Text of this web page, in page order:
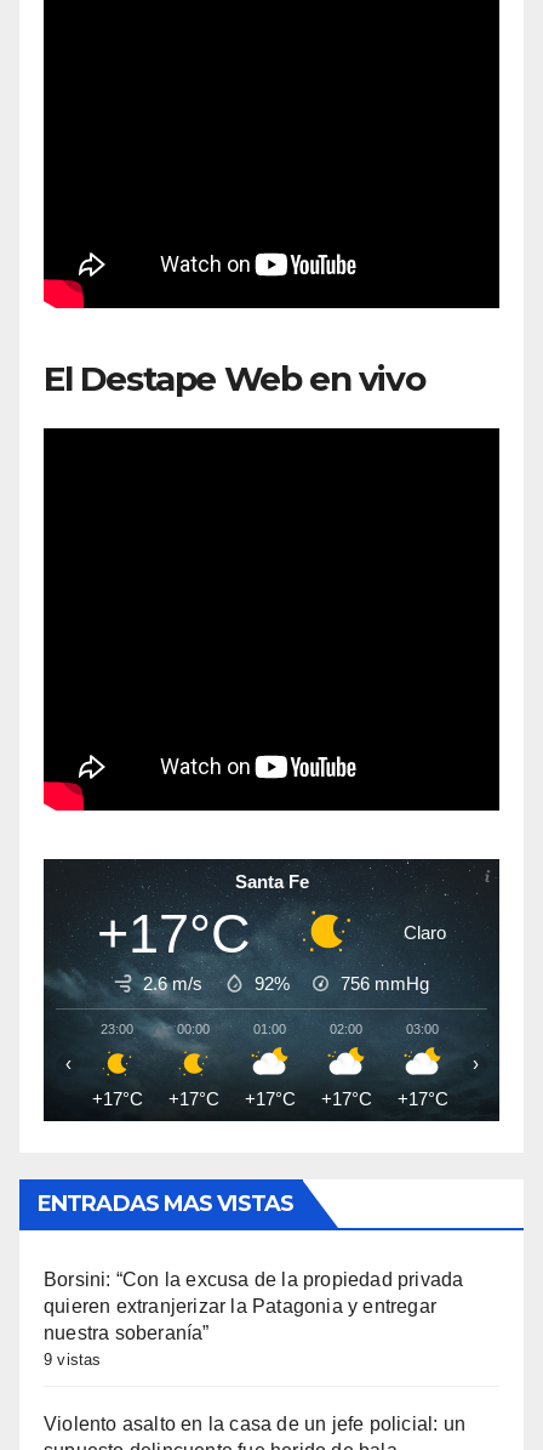
El Destape Web en vivo
Santa Fe
+17°C Claro
2.6 m/s 92% 756 mmHg
23:00
+17°C
00:00
+17°C
01:00
+17°C
02:00
+17°C
03:00
+17°C +17°C
‹ ›
ENTRADAS MAS VISTAS
Borsini: “Con la excusa de la propiedad privada
quieren extranjerizar la Patagonia y entregar
nuestra soberanía”
9 vistas
Violento asalto en la casa de un jefe policial: un